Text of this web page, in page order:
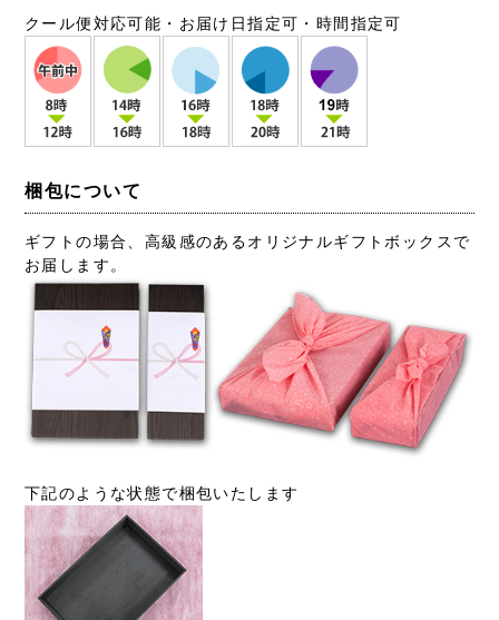
クール便対応可能・お届け日指定可・時間指定可
梱包について
ギフトの場合、高級感のあるオリジナルギフトボックスで
お届します。
下記のような状態で梱包いたします